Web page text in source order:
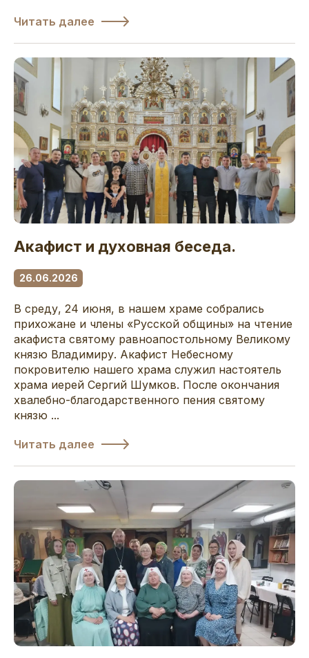
Читать далее
Акафист и духовная беседа.
26.06.2026
В среду, 24 июня, в нашем храме собрались
прихожане и члены «Русской общины» на чтение
акафиста святому равноапостольному Великому
князю Владимиру. Акафист Небесному
покровителю нашего храма служил настоятель
храма иерей Сергий Шумков. После окончания
хвалебно-благодарственного пения святому
князю ...
Читать далее